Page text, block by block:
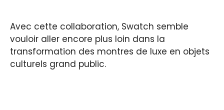
Avec cette collaboration, Swatch semble
vouloir aller encore plus loin dans la
transformation des montres de luxe en objets
culturels grand public.